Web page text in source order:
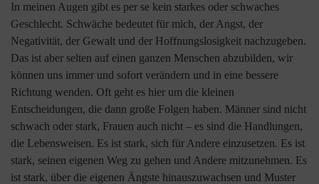
In meinen Augen gibt es per se kein starkes oder schwaches
Geschlecht. Schwäche bedeutet für mich, der Angst, der
Negativität, der Gewalt und der Hoffnungslosigkeit nachzugeben.
Das ist aber selten auf einen ganzen Menschen abzubilden, wir
können uns immer und sofort verändern und in eine bessere
Richtung wenden. Oft geht es hier um die kleinen
Entscheidungen, die dann große Folgen haben. Männer sind nicht
schwach oder stark, Frauen auch nicht – es sind die Handlungen,
die Lebensweisen. Es ist stark, sich für Andere einzusetzen. Es ist
stark, seinen eigenen Weg zu gehen und Andere mitzunehmen. Es
ist stark, über die eigenen Ängste hinauszuwachsen und Muster